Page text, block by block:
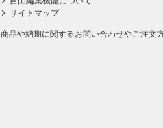
サイトマップ
商品や納期に関するお問い合わせやご注文